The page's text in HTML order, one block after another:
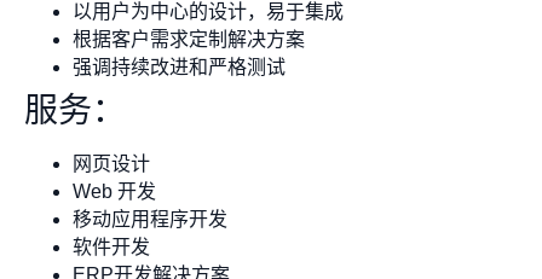
以用户为中心的设计，易于集成
根据客户需求定制解决方案
强调持续改进和严格测试
服务：
网页设计
Web 开发
移动应用程序开发
软件开发